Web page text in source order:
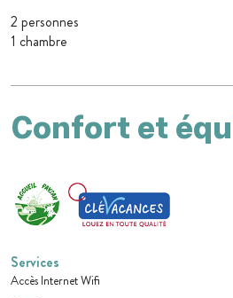
2 personnes
1 chambre
Confort et
Services
Accès Internet Wifi